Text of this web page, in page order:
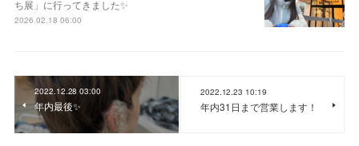
ち展」に行ってきました✨
2026.02.18 06:00
2022.12.28 03:00
年内最後✨
2022.12.23 10:19
年内31日まで営業します！